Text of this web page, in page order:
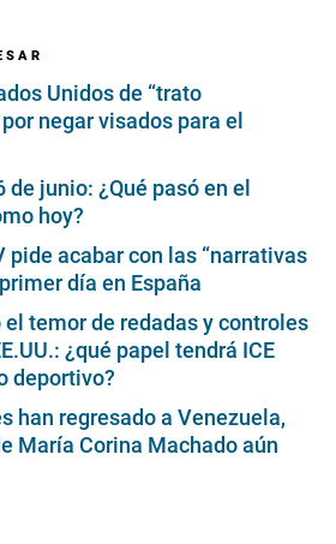
Unidos de “trato
negar visados para el
junio: ¿Qué pasó en el
hoy?
pide acabar con las “narrativas
día en España
temor de redadas y controles
¿qué papel tendrá ICE
deportivo?
han regresado a Venezuela,
María Corina Machado aún